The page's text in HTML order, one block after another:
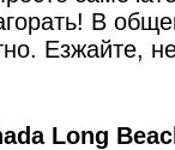
В
Езжайте,
Long